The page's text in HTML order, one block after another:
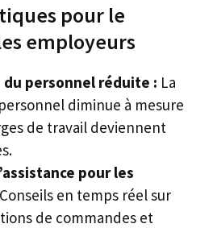
pour le
employeurs
personnel réduite : La
diminue à mesure
de travail deviennent
pour les
Conseils en temps réel sur
de commandes et